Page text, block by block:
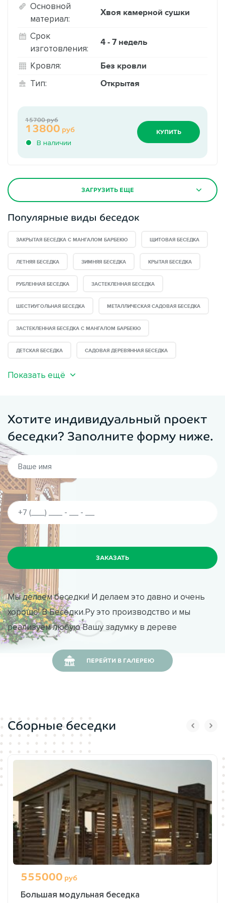
Основной
материал:
Хвоя камерной сушки
Срок
изготовления:
4 - 7 недель
Кровля: Без кровли
Тип: Открытая
В наличии
13800 руб
15700 руб
КУПИТЬ
ЗАГРУЗИТЬ ЕЩЕ
Популярные виды беседок
ЗАКРЫТАЯ БЕСЕДКА С МАНГАЛОМ БАРБЕКЮ ЩИТОВАЯ БЕСЕДКА
ЛЕТНЯЯ БЕСЕДКА ЗИМНЯЯ БЕСЕДКА КРЫТАЯ БЕСЕДКА
РУБЛЕННАЯ БЕСЕДКА ЗАСТЕКЛЕННАЯ БЕСЕДКА
ШЕСТИУГОЛЬНАЯ БЕСЕДКА МЕТАЛЛИЧЕСКАЯ САДОВАЯ БЕСЕДКА
ЗАСТЕКЛЕННАЯ БЕСЕДКА С МАНГАЛОМ БАРБЕКЮ
ДЕТСКАЯ БЕСЕДКА САДОВАЯ ДЕРЕВЯННАЯ БЕСЕДКА
Показать ещё
Хотите индивидуальный проект
беседки? Заполните форму ниже.
Мы делаем беседки! И делаем это давно и очень
хорошо! В Беседки.Ру это производство и мы
реализуем любую Вашу задумку в дереве
ПЕРЕЙТИ В ГАЛЕРЕЮ
Сборные беседки
555000 руб
Большая модульная беседка